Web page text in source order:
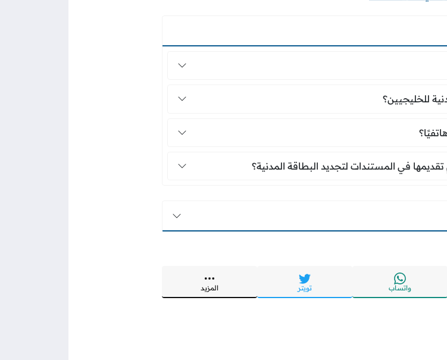
المدنية للخليجيين؟
للخليجيين؟
هاتفيًا؟
تقديمها في المستندات لتجديد البطاقة المدنية؟
في المستندات لتجديد البطاقة المدنية؟
واتساب تويتر المزيد